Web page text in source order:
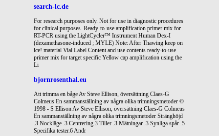
search-lc.de
For research purposes only. Not for use in diagnostic procedures
for clinical purposes. Ready-to-use amplification primer mix for
RT-PCR using the LightCycler™ Instrument Human Dex-I
(dexamethasone-induced ; MYLE) Note: After Thawing keep on
ice! material Vial Label Content and use contents ready-to-use
primer mix for target specific Yellow cap amplification using the
Li
bjornrosenthal.eu
Att trimma en båge Av Steve Ellison, översättning Claes-G
Colmeus En sammanställning av några olika trimningsmetoder ©
1998 - S Ellison Av Steve Ellison, översättning Claes-G Colmeus
En sammanställning av några olika trimningsmetoder Stränghöjd
.3 Nockläge .3 Centrering.3 Tiller .3 Mätningar .3 Synliga spår .5
Specifika tester.6 Andr